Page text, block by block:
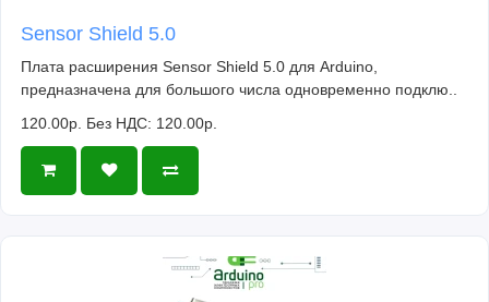
Sensor Shield 5.0
Плата расширения Sensor Shield 5.0 для Arduino,
предназначена для большого числа одновременно подклю..
120.00р. Без НДС: 120.00р.